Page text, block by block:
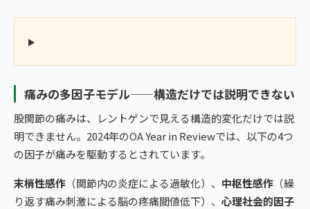
痛みの多因子モデル——構造だけでは説明できない
股関節の痛みは、レントゲンで見える構造的変化だけでは説
明できません。2024年のOA Year in Reviewでは、以下の4つ
の因子が痛みを駆動するとされています。
末梢性感作 （関節内の炎症による過敏化）、 中枢性感作 （繰
り返す痛み刺激による脳の疼痛閾値低下）、 心理社会的因子